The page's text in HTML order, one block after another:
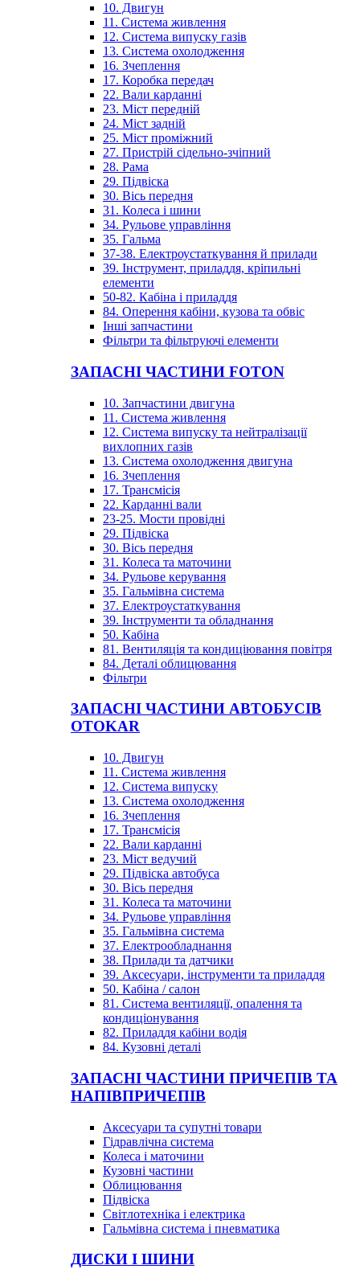
10. Двигун
11. Система живлення
12. Система випуску газів
13. Система охолодження
16. Зчеплення
17. Коробка передач
22. Вали карданні
23. Міст передній
24. Міст задній
25. Міст проміжний
27. Пристрій сідельно-зчіпний
28. Рама
29. Підвіска
30. Вісь передня
31. Колеса і шини
34. Рульове управління
35. Гальма
37-38. Електроустаткування й прилади
39. Інструмент, приладдя, кріпильні
елементи
50-82. Кабіна і приладдя
84. Оперення кабіни, кузова та обвіс
Інші запчастини
Фільтри та фільтруючі елементи
ЗАПАСНІ ЧАСТИНИ FOTON
10. Запчастини двигуна
11. Система живлення
12. Система випуску та нейтралізації
вихлопних газів
13. Система охолодження двигуна
16. Зчеплення
17. Трансмісія
22. Карданні вали
23-25. Мости провідні
29. Підвіска
30. Вісь передня
31. Колеса та маточини
34. Рульове керування
35. Гальмівна система
37. Електроустаткування
39. Інструменти та обладнання
50. Кабіна
81. Вентиляція та кондиціювання повітря
84. Деталі облицювання
Фільтри
ЗАПАСНІ ЧАСТИНИ АВТОБУСІВ
OTOKAR
10. Двигун
11. Система живлення
12. Система випуску
13. Система охолодження
16. Зчеплення
17. Трансмісія
22. Вали карданні
23. Міст ведучий
29. Підвіска автобуса
30. Вісь передня
31. Колеса та маточини
34. Рульове управління
35. Гальмівна система
37. Електрообладнання
38. Прилади та датчики
39. Аксесуари, інструменти та приладдя
50. Кабіна / салон
81. Система вентиляції, опалення та
кондиціонування
82. Приладдя кабіни водія
84. Кузовні деталі
ЗАПАСНІ ЧАСТИНИ ПРИЧЕПІВ ТА
НАПІВПРИЧЕПІВ
Аксесуари та супутні товари
Гідравлічна система
Колеса і маточини
Кузовні частини
Облицювання
Підвіска
Світлотехніка і електрика
Гальмівна система і пневматика
ДИСКИ І ШИНИ